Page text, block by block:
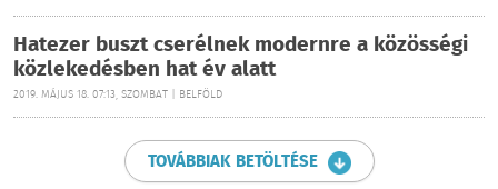
Hatezer buszt cserélnek modernre a közösségi
közlekedésben hat év alatt
2019. MÁJUS 18. 07:13, SZOMBAT | BELFÖLD
TOVÁBBIAK BETÖLTÉSE